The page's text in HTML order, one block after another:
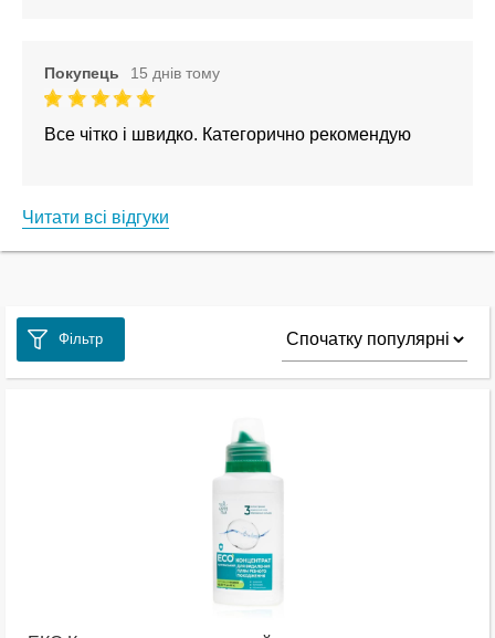
Покупець 15 днів тому
Все чітко і швидко. Категорично рекомендую
Читати всі відгуки
Фільтр